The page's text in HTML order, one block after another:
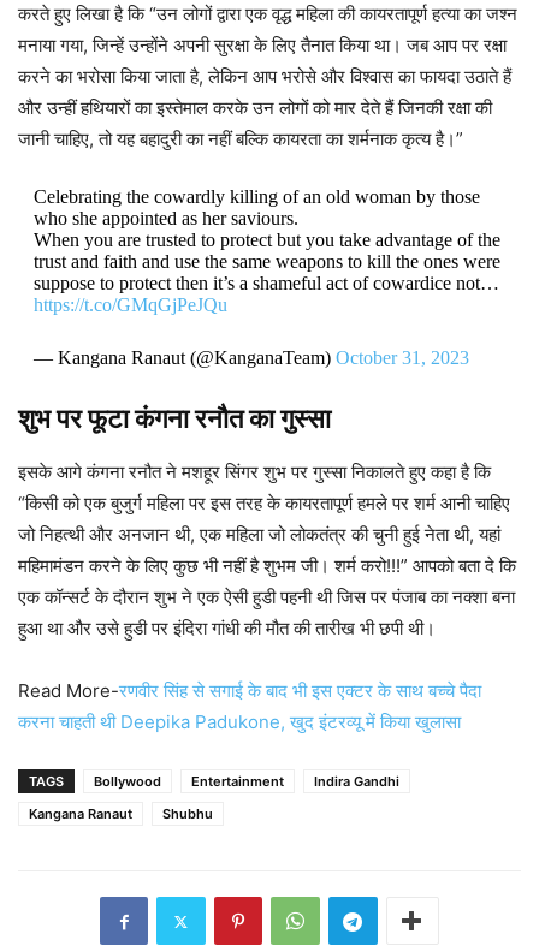
करते हुए लिखा है कि “उन लोगों द्वारा एक वृद्ध महिला की कायरतापूर्ण हत्या का जश्न
मनाया गया, जिन्हें उन्होंने अपनी सुरक्षा के लिए तैनात किया था। जब आप पर रक्षा
करने का भरोसा किया जाता है, लेकिन आप भरोसे और विश्वास का फायदा उठाते हैं
और उन्हीं हथियारों का इस्तेमाल करके उन लोगों को मार देते हैं जिनकी रक्षा की
जानी चाहिए, तो यह बहादुरी का नहीं बल्कि कायरता का शर्मनाक कृत्य है।”
Celebrating the cowardly killing of an old woman by those
who she appointed as her saviours.
When you are trusted to protect but you take advantage of the
trust and faith and use the same weapons to kill the ones were
suppose to protect then it’s a shameful act of cowardice not…
https://t.co/GMqGjPeJQu
— Kangana Ranaut (@KanganaTeam) October 31, 2023
शुभ पर फूटा कंगना रनौत का गुस्सा
इसके आगे कंगना रनौत ने मशहूर सिंगर शुभ पर गुस्सा निकालते हुए कहा है कि
“किसी को एक बुजुर्ग महिला पर इस तरह के कायरतापूर्ण हमले पर शर्म आनी चाहिए
जो निहत्थी और अनजान थी, एक महिला जो लोकतंत्र की चुनी हुई नेता थी, यहां
महिमामंडन करने के लिए कुछ भी नहीं है शुभम जी। शर्म करो!!!” आपको बता दे कि
एक कॉन्सर्ट के दौरान शुभ ने एक ऐसी हुडी पहनी थी जिस पर पंजाब का नक्शा बना
हुआ था और उसे हुडी पर इंदिरा गांधी की मौत की तारीख भी छपी थी।
Read More-रणवीर सिंह से सगाई के बाद भी इस एक्टर के साथ बच्चे पैदा
करना चाहती थी Deepika Padukone, खुद इंटरव्यू में किया खुलासा
TAGS Bollywood Entertainment
Indira Gandhi
Kangana Ranaut
Shubhu